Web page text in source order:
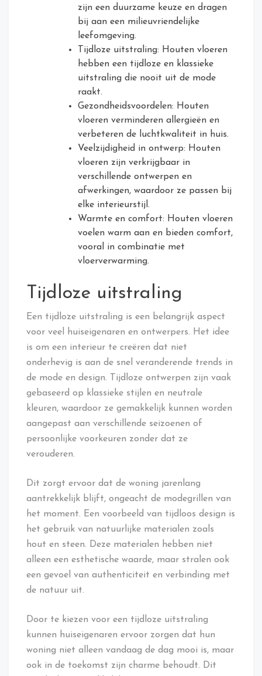
zijn een duurzame keuze en dragen
bij aan een milieuvriendelijke
leefomgeving.
Tijdloze uitstraling: Houten vloeren
hebben een tijdloze en klassieke
uitstraling die nooit uit de mode
raakt.
Gezondheidsvoordelen: Houten
vloeren verminderen allergieën en
verbeteren de luchtkwaliteit in huis.
Veelzijdigheid in ontwerp: Houten
vloeren zijn verkrijgbaar in
verschillende ontwerpen en
afwerkingen, waardoor ze passen bij
elke interieurstijl.
Warmte en comfort: Houten vloeren
voelen warm aan en bieden comfort,
vooral in combinatie met
vloerverwarming.
Tijdloze uitstraling
Een tijdloze uitstraling is een belangrijk aspect
voor veel huiseigenaren en ontwerpers. Het idee
is om een interieur te creëren dat niet
onderhevig is aan de snel veranderende trends in
de mode en design. Tijdloze ontwerpen zijn vaak
gebaseerd op klassieke stijlen en neutrale
kleuren, waardoor ze gemakkelijk kunnen worden
aangepast aan verschillende seizoenen of
persoonlijke voorkeuren zonder dat ze
verouderen.
Dit zorgt ervoor dat de woning jarenlang
aantrekkelijk blijft, ongeacht de modegrillen van
het moment. Een voorbeeld van tijdloos design is
het gebruik van natuurlijke materialen zoals
hout en steen. Deze materialen hebben niet
alleen een esthetische waarde, maar stralen ook
een gevoel van authenticiteit en verbinding met
de natuur uit.
Door te kiezen voor een tijdloze uitstraling
kunnen huiseigenaren ervoor zorgen dat hun
woning niet alleen vandaag de dag mooi is, maar
ook in de toekomst zijn charme behoudt. Dit